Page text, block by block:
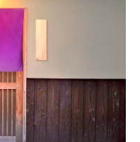
プライバシーポリシー
お問い合わせ